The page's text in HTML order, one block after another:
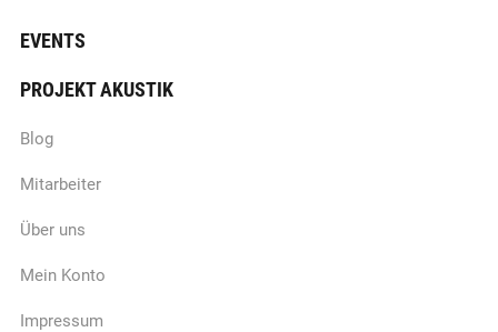
EVENTS
PROJEKT AKUSTIK
Blog
Mitarbeiter
Über uns
Mein Konto
Impressum